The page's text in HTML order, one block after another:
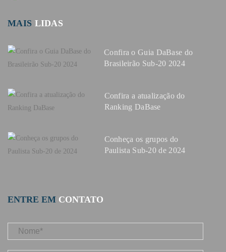
MAIS LIDAS
Confira o Guia DaBase do
Brasileirão Sub-20 2024
Confira a atualização do
Ranking DaBase
Conheça os grupos do
Paulista Sub-20 de 2024
ENTRE EM CONTATO